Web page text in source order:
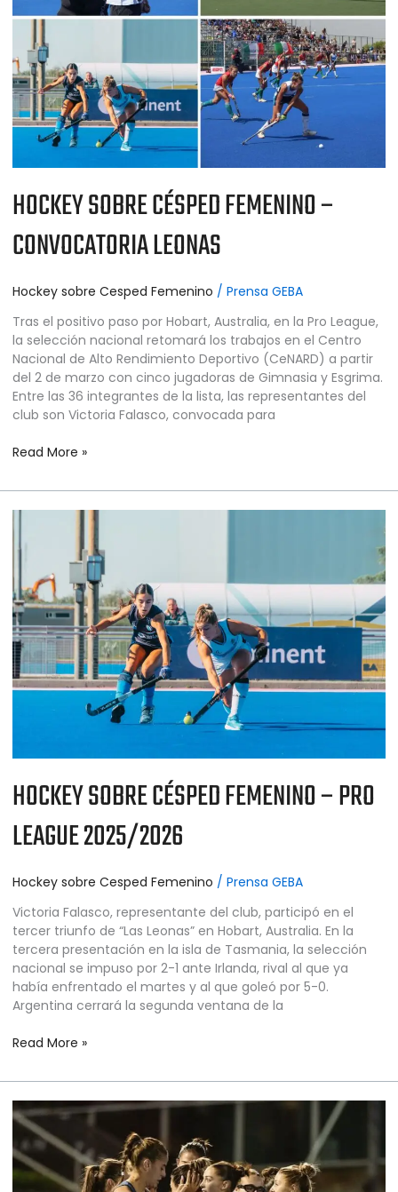
HOCKEY SOBRE CÉSPED FEMENINO –
CONVOCATORIA LEONAS
Hockey sobre Cesped Femenino / Prensa GEBA
Tras el positivo paso por Hobart, Australia, en la Pro League,
la selección nacional retomará los trabajos en el Centro
Nacional de Alto Rendimiento Deportivo (CeNARD) a partir
del 2 de marzo con cinco jugadoras de Gimnasia y Esgrima.
Entre las 36 integrantes de la lista, las representantes del
club son Victoria Falasco, convocada para
Read More »
HOCKEY SOBRE CÉSPED FEMENINO – PRO
LEAGUE 2025/2026
Hockey sobre Cesped Femenino / Prensa GEBA
Victoria Falasco, representante del club, participó en el
tercer triunfo de “Las Leonas” en Hobart, Australia. En la
tercera presentación en la isla de Tasmania, la selección
nacional se impuso por 2-1 ante Irlanda, rival al que ya
había enfrentado el martes y al que goleó por 5-0.
Argentina cerrará la segunda ventana de la
HOCKEY
CÉSPED
FEMENINO
–
PRO
LEAGUE
2025/2026
Read More »
HOCKEY
SOBRE
CÉSPED
FEMENINO
–